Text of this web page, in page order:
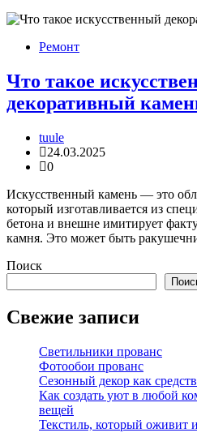
Ремонт
Что такое
декоративный
tuule
24.03.2025
0
Искусственный камень — это
который изготавливается из
бетона и внешне имитирует
камня. Это может быть
Поиск
Свежие записи
Светильники прованс
Фотообои прованс
Сезонный декор как
Как создать уют в любой
вещей
Текстиль, который оживит